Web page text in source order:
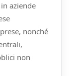
aziende
nonché
non